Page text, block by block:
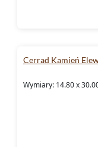
Cerrad Kamień
Wymiary: 14.80 x